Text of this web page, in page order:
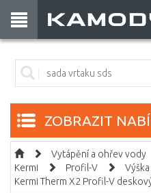
ZOBRAZIT
Vytápění a ohřev vody
Kermi
Profil-V
Kermi Therm X2 Profil-V